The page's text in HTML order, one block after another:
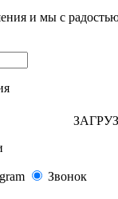
и мы с
Звонок